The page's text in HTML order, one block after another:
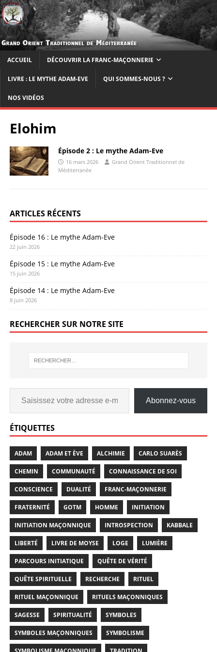
ACCUEIL DÉCOUVRIR LA FRANC-MAÇONNERIE
LIVRE : LE MYTHE ADAM-EVE QUI SOMMES-NOUS ?
NOS VIDÉOS
Elohim
Épisode 2 : Le mythe Adam-Eve
16 mars 2026
Grand Orient Traditionnel de
Méditerranée
ARTICLES RÉCENTS
Épisode 16 : Le mythe Adam-Eve
22 juin 2026
Épisode 15 : Le mythe Adam-Eve
15 juin 2026
Épisode 14 : Le mythe Adam-Eve
8 juin 2026
RECHERCHER SUR NOTRE SITE
Abonnez-vous
ÉTIQUETTES
ADAM ADAM ET ÈVE ALCHIMIE CARLO SUARÈS
CHEMIN COMMUNAUTÉ CONNAISSANCE DE SOI
CONSCIENCE DUALITÉ FRANC-MAÇONNERIE
FRATERNITÉ GOTM HOMME INITIATION
INITIATION MAÇONNIQUE INTROSPECTION KABBALE
LIBERTÉ LIVRE DE MOYSE LOGE LUMIÈRE
PARCOURS INITIATIQUE QUÊTE DE VÉRITÉ
QUÊTE SPIRITUELLE RECHERCHE RITUEL
RITUEL MAÇONNIQUE RITUELS MAÇONNIQUES
SAGESSE SPIRITUALITÉ SYMBOLES
SYMBOLES MAÇONNIQUES SYMBOLISME